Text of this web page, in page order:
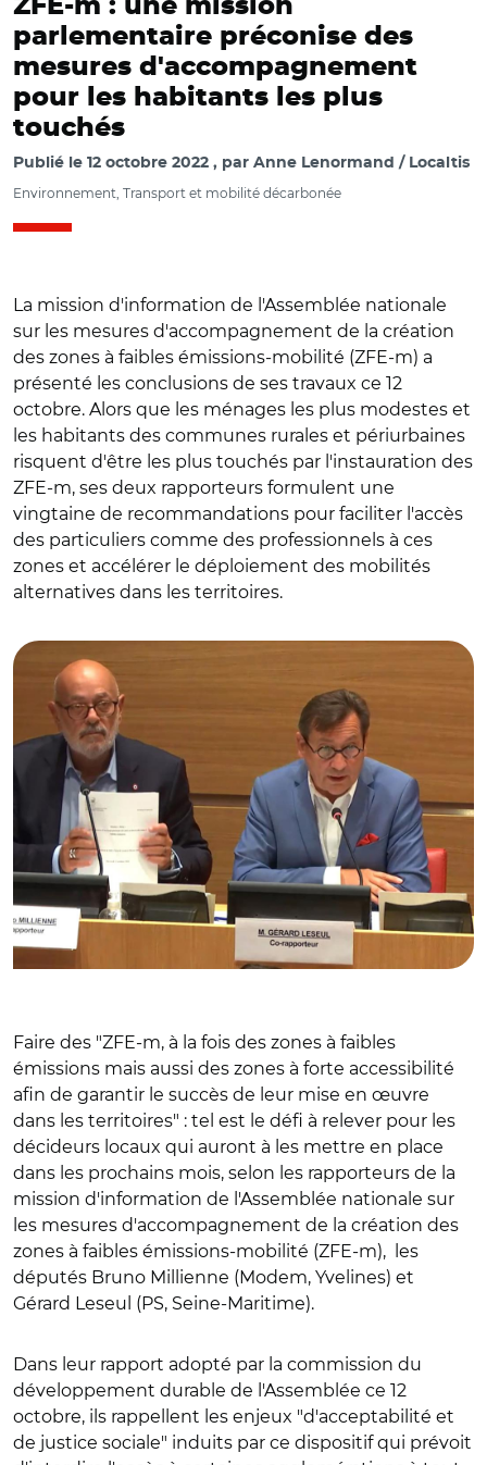
ZFE-m : une mission
parlementaire préconise des
mesures d'accompagnement
pour les habitants les plus
touchés
Publié le 12 octobre 2022 par Anne Lenormand / Localtis
Environnement, Transport et mobilité décarbonée
La mission d'information de l'Assemblée nationale
sur les mesures d'accompagnement de la création
des zones à faibles émissions-mobilité (ZFE-m) a
présenté les conclusions de ses travaux ce 12
octobre. Alors que les ménages les plus modestes et
les habitants des communes rurales et périurbaines
risquent d'être les plus touchés par l'instauration des
ZFE-m, ses deux rapporteurs formulent une
vingtaine de recommandations pour faciliter l'accès
des particuliers comme des professionnels à ces
zones et accélérer le déploiement des mobilités
alternatives dans les territoires.
Faire des "ZFE-m, à la fois des zones à faibles
émissions mais aussi des zones à forte accessibilité
afin de garantir le succès de leur mise en œuvre
dans les territoires" : tel est le défi à relever pour les
décideurs locaux qui auront à les mettre en place
dans les prochains mois, selon les rapporteurs de la
mission d'information de l'Assemblée nationale sur
les mesures d'accompagnement de la création des
zones à faibles émissions-mobilité (ZFE-m), les
députés Bruno Millienne (Modem, Yvelines) et
Gérard Leseul (PS, Seine-Maritime).
Dans leur rapport adopté par la commission du
développement durable de l'Assemblée ce 12
octobre, ils rappellent les enjeux "d'acceptabilité et
de justice sociale" induits par ce dispositif qui prévoit